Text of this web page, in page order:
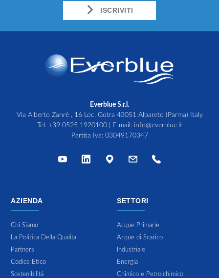
ISCRIVITI
Everblue S.r.l.
Via Alberto Zanrè , 16 Loc. Gotra 43051 Albareto (Parma) Italy
Tel. +39 0525 1920100| E-mail: info@everblue.it
Partita Iva: 03049170347
AZIENDA
Chi Siamo
La Politica Della Qualita'
Partners
Codice Etico
Sostenibilitá
SETTORI
Acque Primarie
Acque di Scarico
Industriale
Energia
Chimico e Petrolchimico